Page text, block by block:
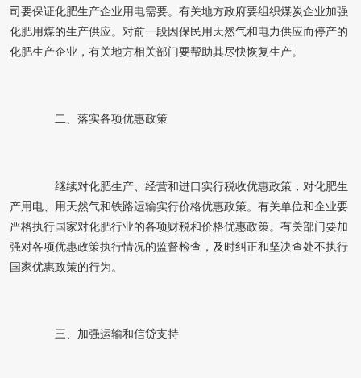
司要保证化肥生产企业用电需要。有关地方政府要组织煤炭企业加强
化肥用煤的生产供应。对前一段因保民用天然气和电力供应而停产的
化肥生产企业，有关地方相关部门要帮助其尽快恢复生产。
二、落实各项优惠政策
继续对化肥生产、经营和进口实行税收优惠政策，对化肥生
产用电、用天然气和铁路运输实行价格优惠政策。有关单位和企业要
严格执行国家对化肥行业的各项财税和价格优惠政策。有关部门要加
强对各项优惠政策执行情况的监督检查，及时纠正和坚决查处不执行
国家优惠政策的行为。
三、加强运输和信贷支持